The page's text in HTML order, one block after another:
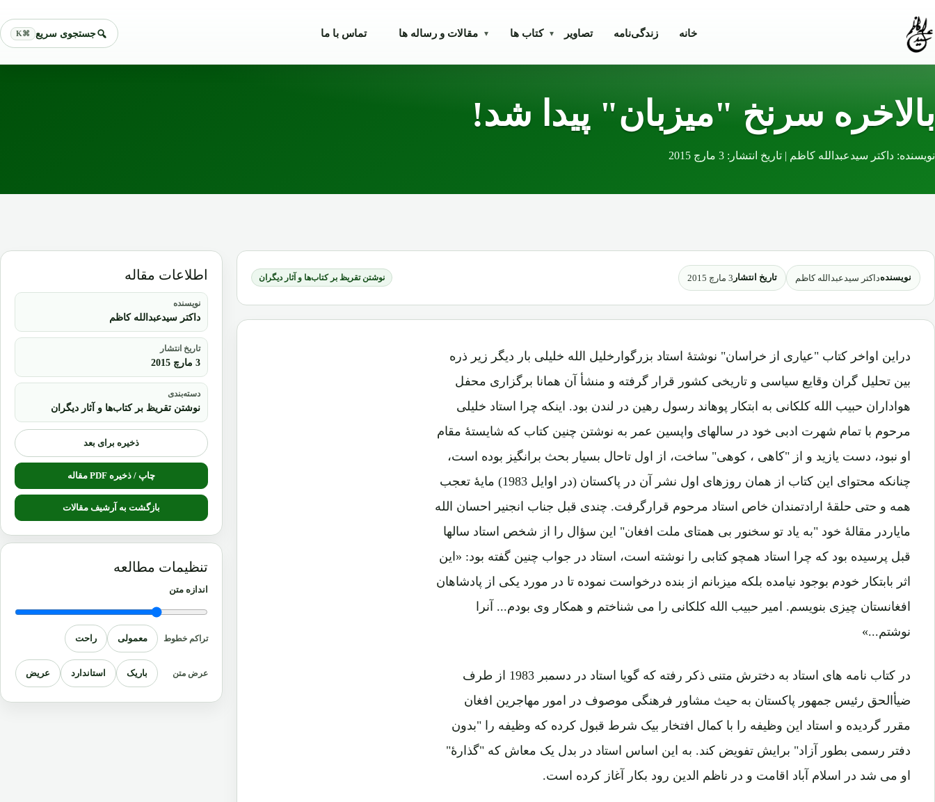
خانه زندگی‌نامه تصاویر کتاب ها ▾ مقالات و رساله ها ▾ تماس با ما جستجوی سریع ⌘K
بالاخره سرنخ "میزبان" پیدا شد!
نویسنده: داکتر سیدعبدالله کاظم | تاریخ انتشار: 3 مارچ 2015
نویسندهداکتر سیدعبدالله کاظم تاریخ انتشار3 مارچ 2015 نوشتن تقریظ بر کتاب‌ها و آثار دیگران
دراین اواخر کتاب "عیاری از خراسان" نوشتۀ استاد بزرگوارخلیل الله خلیلی بار دیگر زیر ذره
بین تحلیل گران وقایع سیاسی و تاریخی کشور قرار گرفته و منشأ آن همانا برگزاری محفل
هواداران حبیب الله کلکانی به ابتکار پوهاند رسول رهین در لندن بود. اینکه چرا استاد خلیلی
مرحوم با تمام شهرت ادبی خود در سالهای واپسین عمر به نوشتن چنین کتاب که شایستۀ مقام
او نبود، دست یازید و از "کاهی ، کوهی" ساخت، از اول تاحال بسیار بحث برانگیز بوده است،
چنانکه محتوای این کتاب از همان روزهای اول نشر آن در پاکستان (در اوایل 1983) مایۀ تعجب
همه و حتی حلقۀ ارادتمندان خاص استاد مرحوم قرارگرفت. چندی قبل جناب انجنیر احسان الله
مایاردر مقالۀ خود "به یاد تو سخنور بی همتای ملت افغان" این سؤال را از شخص استاد سالها
قبل پرسیده بود که چرا استاد همچو کتابی را نوشته است، استاد در جواب چنین گفته بود: «این
اثر بابتکار خودم بوجود نیامده بلکه میزبانم از بنده درخواست نموده تا در مورد یکی از پادشاهان
افغانستان چیزی بنویسم. امیر حبیب الله کلکانی را می شناختم و همکار وی بودم... آنرا
نوشتم...»
در کتاب نامه های استاد به دخترش متنی ذکر رفته که گویا استاد در دسمبر 1983 از طرف
ضیأالحق رئیس جمهور پاکستان به حیث مشاور فرهنگی موصوف در امور مهاجرین افغان
مقرر گردیده و استاد این وظیفه را با کمال افتخار بیک شرط قبول کرده که وظیفه را "بدون
دفتر رسمی بطور آزاد" برایش تفویض کند. به این اساس استاد در بدل یک معاش که "گذارۀ"
او می شد در اسلام آباد اقامت و در ناظم الدین رود بکار آغاز کرده است.
اطلاعات مقاله
نویسنده
داکتر سیدعبدالله کاظم
تاریخ انتشار
3 مارچ 2015
دسته‌بندی
نوشتن تقریظ بر کتاب‌ها و آثار دیگران
ذخیره برای بعد
چاپ / ذخیره PDF مقاله
بازگشت به آرشیف مقالات
تنظیمات مطالعه
اندازه متن
تراکم خطوط معمولی راحت
عرض متن باریک استاندارد عریض